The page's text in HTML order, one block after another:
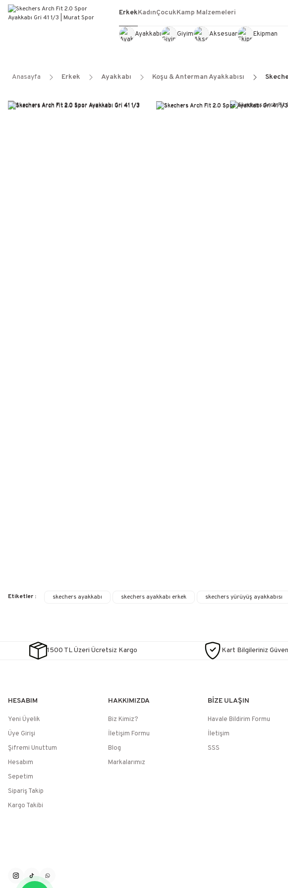
Erkek
Ayakkabı Giyim Aksesuar Ekipman
KadınÇocukKamp Malzemeleri
Anasayfa Erkek Ayakkabı Koşu & Anterman Ayakkabısı
Etiketler : skechers ayakkabı skechers ayakkabı erkek skechers yürüyüş ayakkabısı
1500 TL Üzeri Ücretsiz Kargo Kart Bilgileriniz
HESABIM
Yeni Üyelik
Üye Girişi
Şifremi Unuttum
Hesabım
Sepetim
Sipariş Takip
Kargo Takibi
HAKKIMIZDA
Biz Kimiz?
İletişim Formu
Blog
Markalarımız
BİZE ULAŞIN
Havale Bildirim Formu
İletişim
SSS